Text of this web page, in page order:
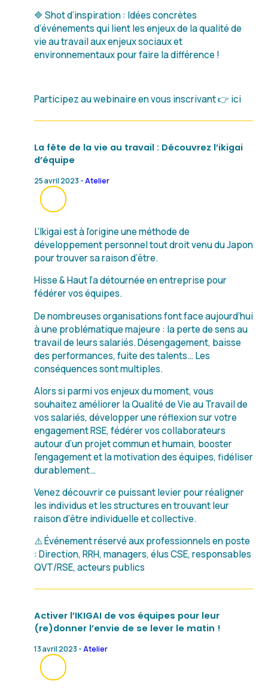
🔷 Shot d’inspiration : Idées concrètes
d’événements qui lient les enjeux de la qualité de
vie au travail aux enjeux sociaux et
environnementaux pour faire la différence !
Participez au webinaire en vous inscrivant 👉 ici
La fête de la vie au travail : Découvrez l’ikigai
d’équipe
25 avril 2023 -Atelier
L’Ikigai est à l’origine une méthode de
développement personnel tout droit venu du Japon
pour trouver sa raison d’être.
Hisse & Haut l’a détournée en entreprise pour
fédérer vos équipes.
De nombreuses organisations font face aujourd’hui
à une problématique majeure : la perte de sens au
travail de leurs salariés. Désengagement, baisse
des performances, fuite des talents… Les
conséquences sont multiples.
Alors si parmi vos enjeux du moment, vous
souhaitez améliorer la Qualité de Vie au Travail de
vos salariés, développer une réflexion sur votre
engagement RSE, fédérer vos collaborateurs
autour d’un projet commun et humain, booster
l’engagement et la motivation des équipes, fidéliser
durablement…
Venez découvrir ce puissant levier pour réaligner
les individus et les structures en trouvant leur
raison d’être individuelle et collective.
⚠️ Événement réservé aux professionnels en poste
: Direction, RRH, managers, élus CSE, responsables
QVT/RSE, acteurs publics
Activer l’IKIGAI de vos équipes pour leur
(re)donner l’envie de se lever le matin !
13 avril 2023 -Atelier